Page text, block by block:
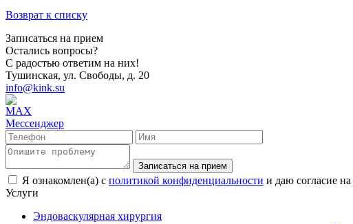
Возврат к списку
Записаться на прием
Остались вопросы?
С радостью ответим на них!
Тушинская, ул. Свободы, д. 20
info@kink.su
Записаться на прием
Я ознакомлен(а) с политикой конфиденциальности и даю согласие на
Услуги
Эндоваскулярная хирургия